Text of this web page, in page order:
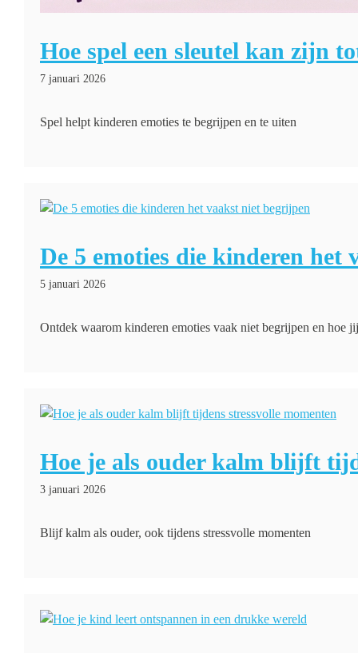
Hoe spel een sleutel kan zijn
7 januari 2026
Spel helpt kinderen emoties te begrijpen en te uiten
De 5 emoties die kinderen het
5 januari 2026
Ontdek waarom kinderen emoties vaak niet begrijpen en hoe
Hoe je als ouder kalm blijft
3 januari 2026
Blijf kalm als ouder, ook tijdens stressvolle momenten